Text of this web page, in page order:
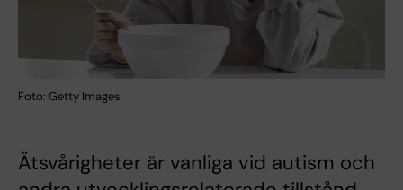
Foto: Getty Images
Ätsvårigheter är vanliga vid autism och